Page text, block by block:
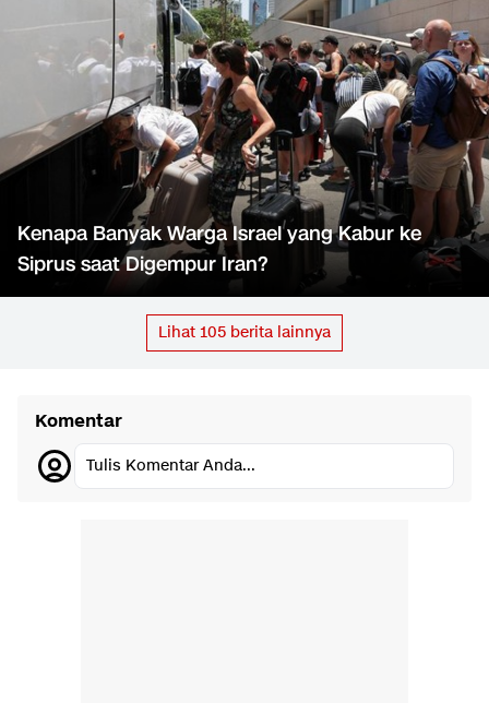
Kenapa Banyak Warga Israel yang Kabur ke
Siprus saat Digempur Iran?
Lihat 105 berita lainnya
Komentar
Tulis Komentar Anda...